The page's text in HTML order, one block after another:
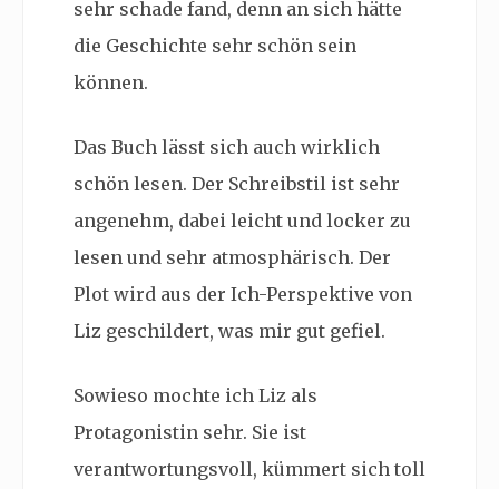
sehr schade fand, denn an sich hätte
die Geschichte sehr schön sein
können.
Das Buch lässt sich auch wirklich
schön lesen. Der Schreibstil ist sehr
angenehm, dabei leicht und locker zu
lesen und sehr atmosphärisch. Der
Plot wird aus der Ich-Perspektive von
Liz geschildert, was mir gut gefiel.
Sowieso mochte ich Liz als
Protagonistin sehr. Sie ist
verantwortungsvoll, kümmert sich toll